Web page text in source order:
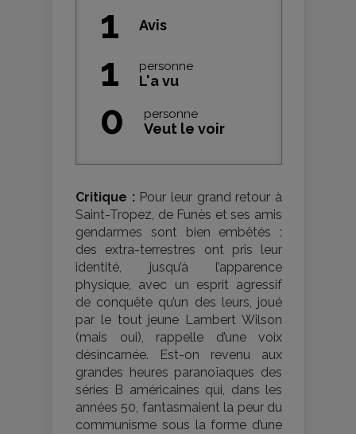
1 Avis
1 personne
L'a vu
0 personne
Veut le voir
Critique : Pour leur grand retour à
Saint-Tropez, de Funès et ses amis
gendarmes sont bien embêtés :
des extra-terrestres ont pris leur
identité, jusqu’à l’apparence
physique, avec un esprit agressif
de conquête qu’un des leurs, joué
par le tout jeune Lambert Wilson
(mais oui), rappelle d’une voix
désincarnée. Est-on revenu aux
grandes heures paranoïaques des
séries B américaines qui, dans les
années 50, fantasmaient la peur du
communisme sous la forme d’une